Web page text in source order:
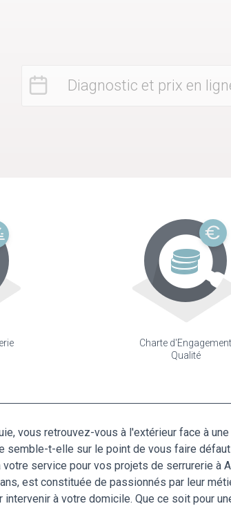
Diagnostic et prix en
Charte d'Engagement
Qualité
vous retrouvez-vous à l'extérieur face à
semble-t-elle sur le point de vous faire
service pour vos projets de serrurerie à
est constituée de passionnés par leur
à votre domicile. Que ce soit pour